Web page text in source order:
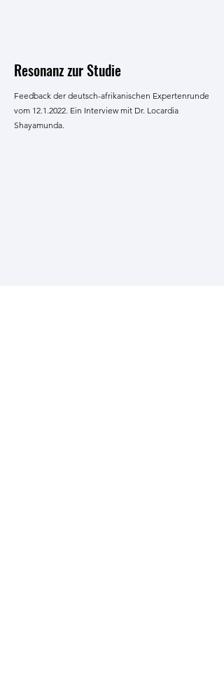
Resonanzzur Studie
Feedback der deutsch-afrikanischen Expertenrunde
vom 12.1.2022. Ein Interview mit Dr. Locardia
Shayamunda.